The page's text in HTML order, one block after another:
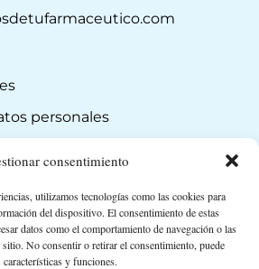
consentimiento
utilizamos tecnologías como las cookies para
del dispositivo. El consentimiento de estas
datos como el comportamiento de navegación o las
No consentir o retirar el consentimiento, puede
características y funciones.
personales